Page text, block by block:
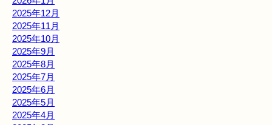
2025年12月
2025年11月
2025年10月
2025年9月
2025年8月
2025年7月
2025年6月
2025年5月
2025年4月